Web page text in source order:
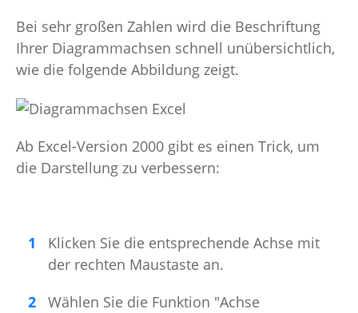
Bei sehr großen Zahlen wird die Beschriftung
Ihrer Diagrammachsen schnell unübersichtlich,
wie die folgende Abbildung zeigt.
Ab Excel-Version 2000 gibt es einen Trick, um
die Darstellung zu verbessern:
Klicken Sie die entsprechende Achse mit
der rechten Maustaste an.
Wählen Sie die Funktion "Achse